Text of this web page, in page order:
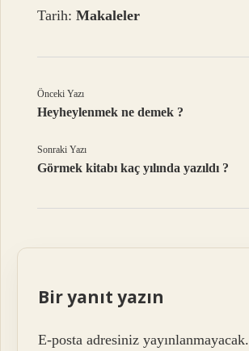
Tarih:Makaleler
Önceki Yazı
Heyheylenmek ne demek ?
Sonraki Yazı
Görmek kitabı kaç yılında yazıldı ?
Bir yanıt yazın
E-posta adresiniz yayınlanmayacak.